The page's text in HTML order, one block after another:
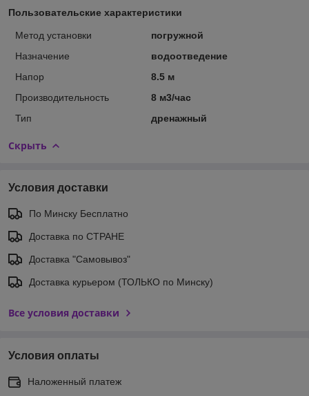
Пользовательские характеристики
Метод установки
погружной
Назначение
водоотведение
Напор
8.5 м
Производительность
8 м3/час
Тип
дренажный
Скрыть
Условия доставки
По Минску Бесплатно
Доставка по СТРАНЕ
Доставка "Самовывоз"
Доставка курьером (ТОЛЬКО по Минску)
Все условия доставки
Условия оплаты
Наложенный платеж